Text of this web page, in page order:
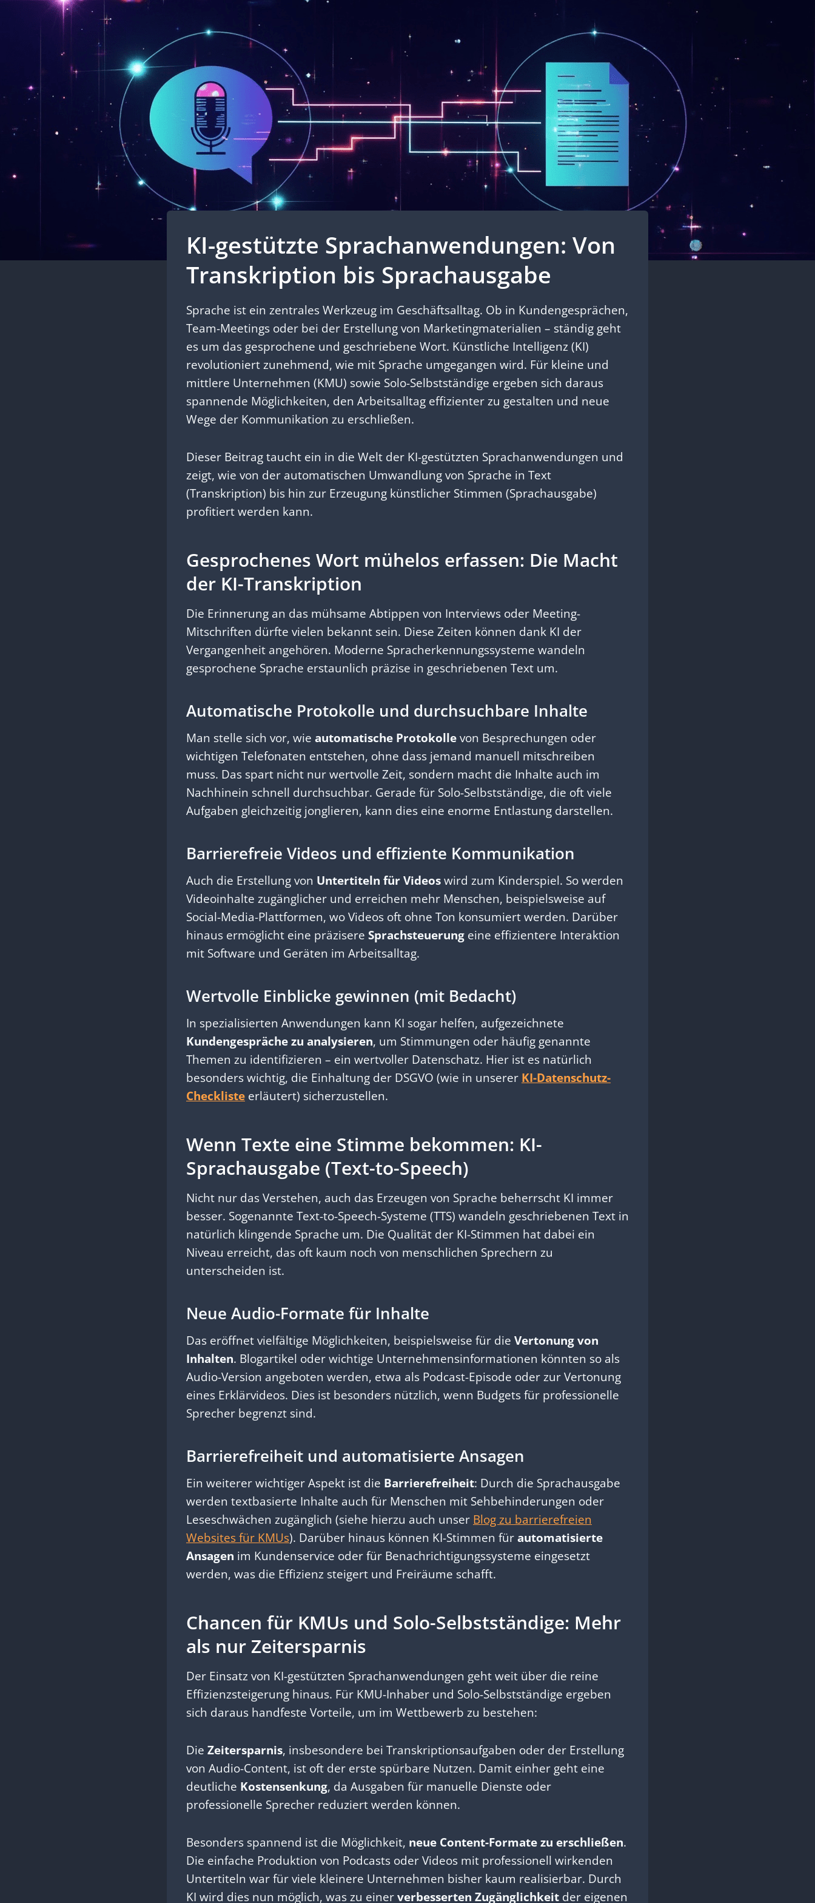
KI-gestützte Sprachanwendungen: Von
Transkription bis Sprachausgabe
Sprache ist ein zentrales Werkzeug im Geschäftsalltag. Ob in Kundengesprächen,
Team-Meetings oder bei der Erstellung von Marketingmaterialien – ständig geht
es um das gesprochene und geschriebene Wort. Künstliche Intelligenz (KI)
revolutioniert zunehmend, wie mit Sprache umgegangen wird. Für kleine und
mittlere Unternehmen (KMU) sowie Solo-Selbstständige ergeben sich daraus
spannende Möglichkeiten, den Arbeitsalltag effizienter zu gestalten und neue
Wege der Kommunikation zu erschließen.
Dieser Beitrag taucht ein in die Welt der KI-gestützten Sprachanwendungen und
zeigt, wie von der automatischen Umwandlung von Sprache in Text
(Transkription) bis hin zur Erzeugung künstlicher Stimmen (Sprachausgabe)
profitiert werden kann.
Gesprochenes Wort mühelos erfassen: Die Macht
der KI-Transkription
Die Erinnerung an das mühsame Abtippen von Interviews oder Meeting-
Mitschriften dürfte vielen bekannt sein. Diese Zeiten können dank KI der
Vergangenheit angehören. Moderne Spracherkennungssysteme wandeln
gesprochene Sprache erstaunlich präzise in geschriebenen Text um.
Automatische Protokolle und durchsuchbare Inhalte
Man stelle sich vor, wie automatische Protokollevon Besprechungen oder
wichtigen Telefonaten entstehen, ohne dass jemand manuell mitschreiben
muss. Das spart nicht nur wertvolle Zeit, sondern macht die Inhalte auch im
Nachhinein schnell durchsuchbar. Gerade für Solo-Selbstständige, die oft viele
Aufgaben gleichzeitig jonglieren, kann dies eine enorme Entlastung darstellen.
Barrierefreie Videos und effiziente Kommunikation
Auch die Erstellung von Untertiteln für Videoswird zum Kinderspiel. So werden
Videoinhalte zugänglicher und erreichen mehr Menschen, beispielsweise auf
Social-Media-Plattformen, wo Videos oft ohne Ton konsumiert werden. Darüber
hinaus ermöglicht eine präzisere Sprachsteuerung eine effizientere Interaktion
mit Software und Geräten im Arbeitsalltag.
Wertvolle Einblicke gewinnen (mit Bedacht)
In spezialisierten Anwendungen kann KI sogar helfen, aufgezeichnete
Kundengespräche zu analysieren, um Stimmungen oder häufig genannte
Themen zu identifizieren – ein wertvoller Datenschatz. Hier ist es natürlich
besonders wichtig, die Einhaltung der DSGVO (wie in unserer KI-Datenschutz-
Checkliste erläutert) sicherzustellen.
Wenn Texte eine Stimme bekommen: KI-
Sprachausgabe (Text-to-Speech)
Nicht nur das Verstehen, auch das Erzeugen von Sprache beherrscht KI immer
besser. Sogenannte Text-to-Speech-Systeme (TTS) wandeln geschriebenen Text in
natürlich klingende Sprache um. Die Qualität der KI-Stimmen hat dabei ein
Niveau erreicht, das oft kaum noch von menschlichen Sprechern zu
unterscheiden ist.
Neue Audio-Formate für Inhalte
Das eröffnet vielfältige Möglichkeiten, beispielsweise für die Vertonung von
Inhalten. Blogartikel oder wichtige Unternehmensinformationen könnten so als
Audio-Version angeboten werden, etwa als Podcast-Episode oder zur Vertonung
eines Erklärvideos. Dies ist besonders nützlich, wenn Budgets für professionelle
Sprecher begrenzt sind.
Barrierefreiheit und automatisierte Ansagen
Ein weiterer wichtiger Aspekt ist die Barrierefreiheit: Durch die Sprachausgabe
werden textbasierte Inhalte auch für Menschen mit Sehbehinderungen oder
Leseschwächen zugänglich (siehe hierzu auch unser Blog zu barrierefreien
Websites für KMUs). Darüber hinaus können KI-Stimmen fürautomatisierte
Ansagen im Kundenservice oder für Benachrichtigungssysteme eingesetzt
werden, was die Effizienz steigert und Freiräume schafft.
Chancen für KMUs und Solo-Selbstständige: Mehr
als nur Zeitersparnis
Der Einsatz von KI-gestützten Sprachanwendungen geht weit über die reine
Effizienzsteigerung hinaus. Für KMU-Inhaber und Solo-Selbstständige ergeben
sich daraus handfeste Vorteile, um im Wettbewerb zu bestehen:
Die Zeitersparnis, insbesondere bei Transkriptionsaufgaben oder der Erstellung
von Audio-Content, ist oft der erste spürbare Nutzen. Damit einher geht eine
deutliche Kostensenkung, da Ausgaben für manuelle Dienste oder
professionelle Sprecher reduziert werden können.
Besonders spannend ist die Möglichkeit, neue Content-Formate zu erschließen.
Die einfache Produktion von Podcasts oder Videos mit professionell wirkenden
Untertiteln war für viele kleinere Unternehmen bisher kaum realisierbar. Durch
KI wird dies nun möglich, was zu einerverbesserten Zugänglichkeit der eigenen